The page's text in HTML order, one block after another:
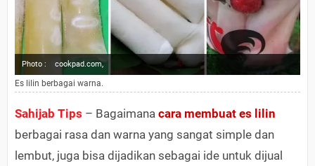
Photo : cookpad.com,
Es lilin berbagai warna.
Sahijab Tips – Bagaimana cara membuat es lilin
berbagai rasa dan warna yang sangat simple dan
lembut, juga bisa dijadikan sebagai ide untuk dijual